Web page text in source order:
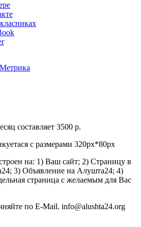
составляет 3500 р.
с размерами 320px*80px
на: 1) Ваш сайт; 2) Страницу в
3) Объявление на Алушта24; 4)
страница с желаемым для Вас
по E-Mail. info@alushta24.org